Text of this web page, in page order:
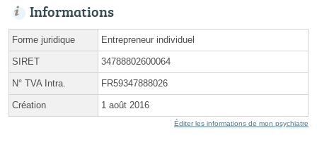
Informations
Forme juridique Entrepreneur individuel
SIRET 34788802600064
N° TVA Intra. FR59347888026
Création 1 août 2016
Éditer les informations de mon psychiatre